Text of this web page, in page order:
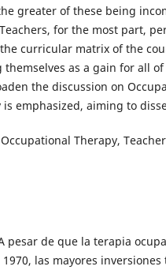
greater of these being
for the most part,
curricular matrix of the
as a gain for all
the discussion on
is emphasized, aiming to
Occupational Therapy,
pesar de que la terapia
las mayores